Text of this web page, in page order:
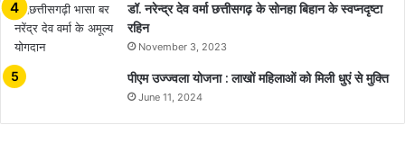
डॉ. नरेन्द्र देव वर्मा छत्तीसगढ़ के सोनहा बिहान के स्वप्नदृष्टा
रहिन
November 3, 2023
पीएम उज्ज्वला योजना : लाखों महिलाओं को मिली धुएं से मुक्ति
June 11, 2024